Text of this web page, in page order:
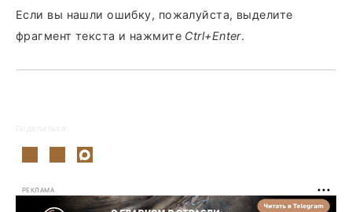
Если вы нашли ошибку, пожалуйста, выделите
фрагмент текста и нажмите Ctrl+Enter.
Поделиться:
РЕКЛАМА